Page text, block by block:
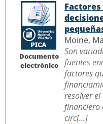
Documento
electrónico
Moine,
Son
fuentes
factores
resolver
financiero
circ[...]